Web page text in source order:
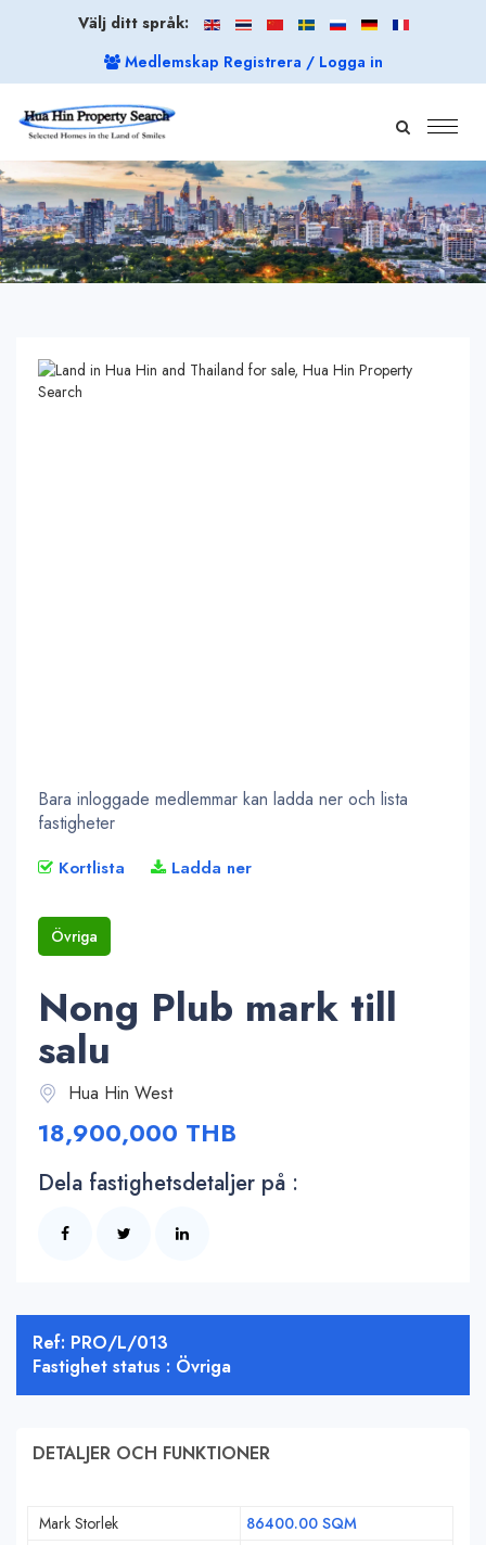
Välj ditt språk:
Medlemskap Registrera / Logga in
Bara inloggade medlemmar kan ladda ner och lista
fastigheter
Kortlista Ladda ner
Övriga
Nong Plub mark till
salu
Hua Hin West
18,900,000 THB
Dela fastighetsdetaljer på :
Ref: PRO/L/013
Fastighet status : Övriga
DETALJER OCH FUNKTIONER
Mark Storlek
86400.00 SQM